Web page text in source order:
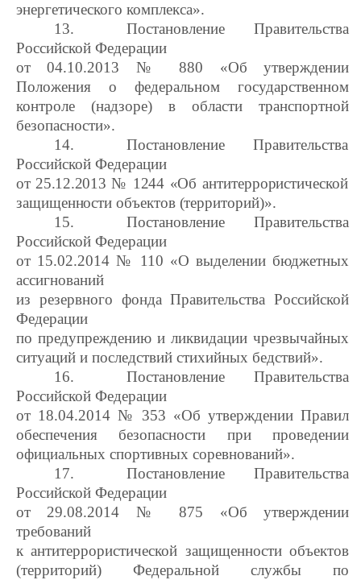
энергетического комплекса».
13.
Постановление Правительства
Российской Федерации
от 04.10.2013 № 880 «Об утверждении
Положения о федеральном государственном
контроле (надзоре) в области транспортной
безопасности».
14.
Постановление Правительства
Российской Федерации
от 25.12.2013 № 1244 «Об антитеррористической
защищенности объектов (территорий)».
15.
Постановление Правительства
Российской Федерации
от 15.02.2014 № 110 «О выделении бюджетных
ассигнований
из резервного фонда Правительства Российской
Федерации
по предупреждению и ликвидации чрезвычайных
ситуаций и последствий стихийных бедствий».
16.
Постановление Правительства
Российской Федерации
от 18.04.2014 № 353 «Об утверждении Правил
обеспечения безопасности при проведении
официальных спортивных соревнований».
17.
Постановление Правительства
Российской Федерации
от 29.08.2014 № 875 «Об утверждении
требований
к антитеррористической защищенности объектов
(территорий) Федеральной службы по